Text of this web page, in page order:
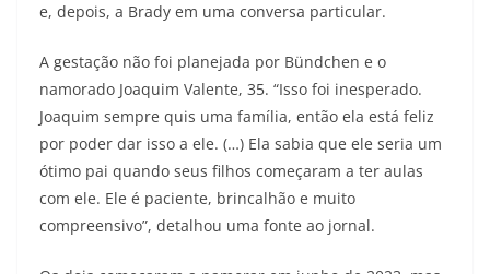
e, depois, a Brady em uma conversa particular.
A gestação não foi planejada por Bündchen e o
namorado Joaquim Valente, 35. “Isso foi inesperado.
Joaquim sempre quis uma família, então ela está feliz
por poder dar isso a ele. (…) Ela sabia que ele seria um
ótimo pai quando seus filhos começaram a ter aulas
com ele. Ele é paciente, brincalhão e muito
compreensivo”, detalhou uma fonte ao jornal.